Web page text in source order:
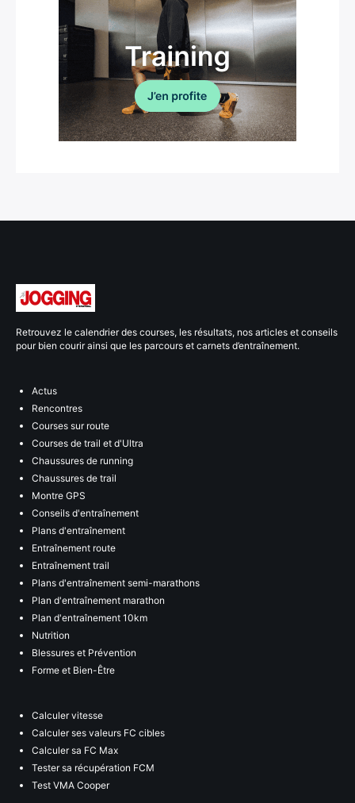
Retrouvez le calendrier des courses, les résultats, nos articles et conseils
pour bien courir ainsi que les parcours et carnets d’entraînement.
Actus
Rencontres
Courses sur route
Courses de trail et d'Ultra
Chaussures de running
Chaussures de trail
Montre GPS
Conseils d'entraînement
Plans d'entraînement
Entraînement route
Entraînement trail
Plans d'entraînement semi-marathons
Plan d'entraînement marathon
Plan d'entraînement 10km
Nutrition
Blessures et Prévention
Forme et Bien-Être
Calculer vitesse
Calculer ses valeurs FC cibles
Calculer sa FC Max
Tester sa récupération FCM
Test VMA Cooper